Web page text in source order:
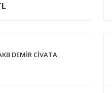
DEMİR CİVATA